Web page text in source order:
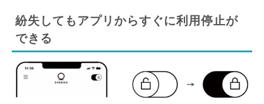
紛失してもアプリからすぐに利用停止が
できる